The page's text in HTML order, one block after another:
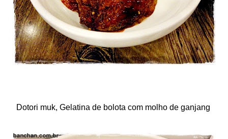
Dotori muk, Gelatina de bolota com molho de ganjang